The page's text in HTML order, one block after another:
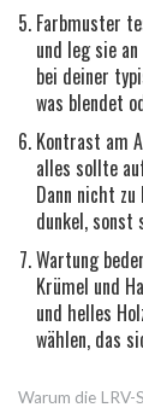
Farbmuster
und leg sie
bei deiner
was blendet
Kontrast am
alles sollte
Dann nicht
dunkel,
Wartung
Krümel und
und helles
wählen, das
Warum die LRV-